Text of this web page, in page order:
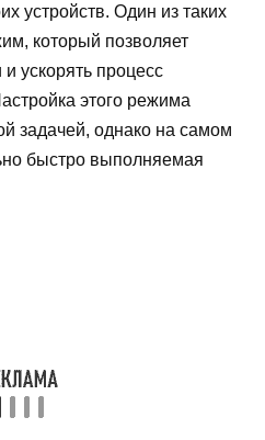
устройств. Один из таких
который позволяет
ускорять процесс
этого режима
задачей, однако на самом
быстро выполняемая